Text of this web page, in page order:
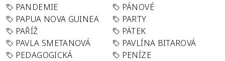
PANDEMIE
PÁNOVÉ
PAPUA NOVA GUINEA
PARTY
PAŘÍŽ
PÁTEK
PAVLA SMETANOVÁ
PAVLÍNA BITAROVÁ
PEDAGOGICKÁ
PENÍZE